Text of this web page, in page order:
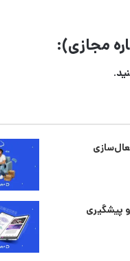
مجازی):
پیشگیری